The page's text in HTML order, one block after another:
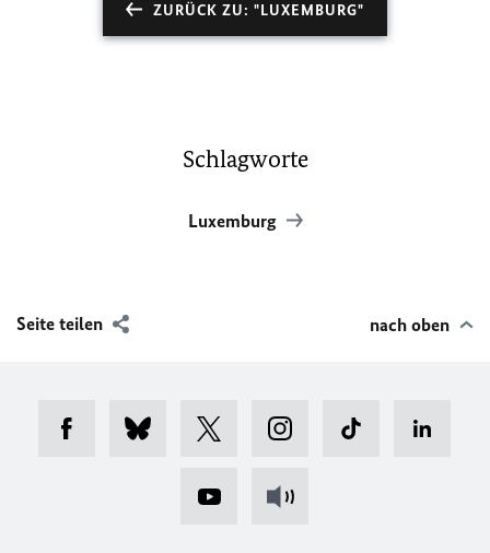
ZURÜCK ZU: "LUXEMBURG"
Schlagworte
Luxemburg
Seite teilen nach oben